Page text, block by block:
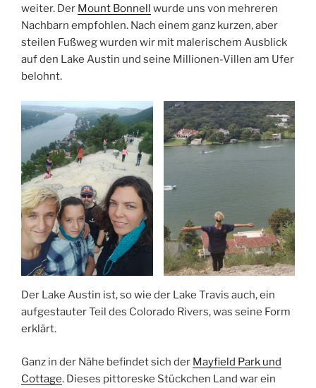
weiter. Der Mount Bonnell wurde uns von mehreren
Nachbarn empfohlen. Nach einem ganz kurzen, aber
steilen Fußweg wurden wir mit malerischem Ausblick
auf den Lake Austin und seine Millionen-Villen am Ufer
belohnt.
Der Lake Austin ist, so wie der Lake Travis auch, ein
aufgestauter Teil des Colorado Rivers, was seine Form
erklärt.
Ganz in der Nähe befindet sich der Mayfield Park und
Cottage. Dieses pittoreske Stückchen Land war ein